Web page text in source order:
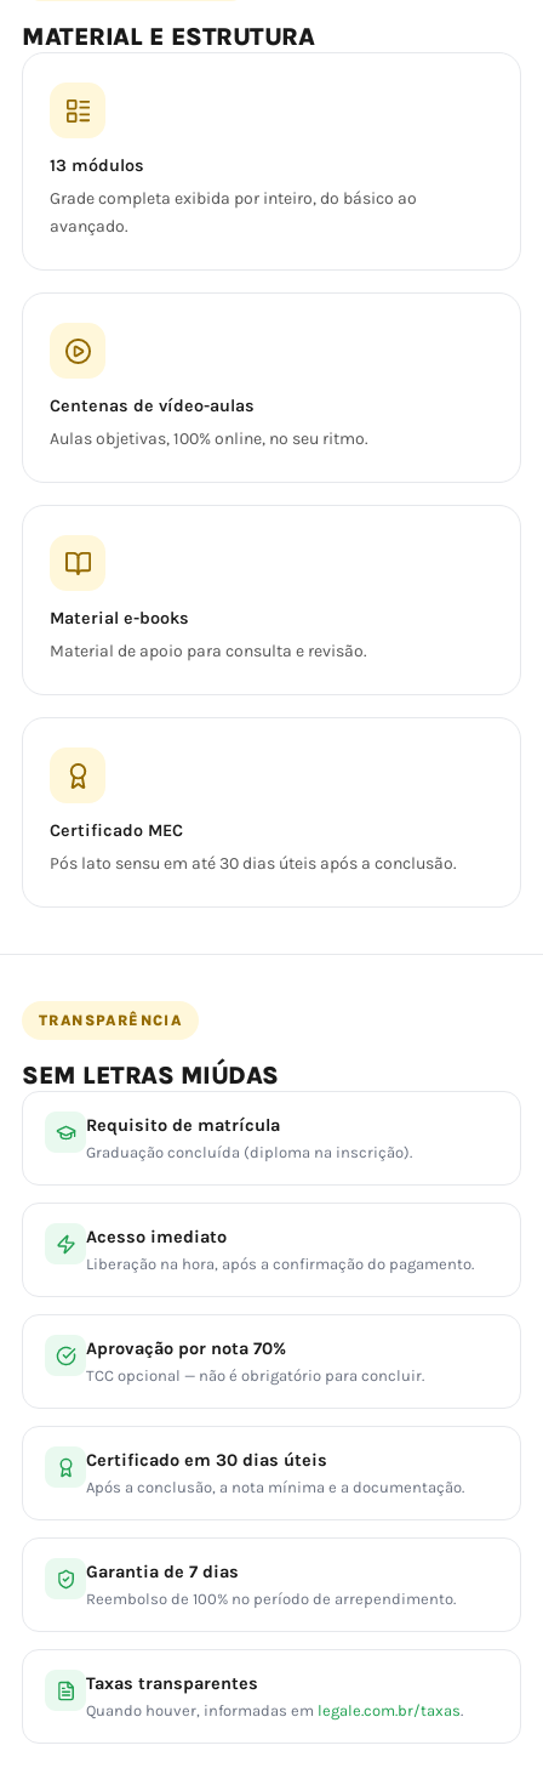
MATERIAL E ESTRUTURA
13 módulos
Grade completa exibida por inteiro, do básico ao
avançado.
Centenas de vídeo-aulas
Aulas objetivas, 100% online, no seu ritmo.
Material e-books
Material de apoio para consulta e revisão.
Certificado MEC
Pós lato sensu em até 30 dias úteis após a conclusão.
TRANSPARÊNCIA
SEM LETRAS MIÚDAS
Requisito de matrícula
Graduação concluída (diploma na inscrição).
Acesso imediato
Liberação na hora, após a confirmação do pagamento.
Aprovação por nota 70%
TCC opcional — não é obrigatório para concluir.
Certificado em 30 dias úteis
Após a conclusão, a nota mínima e a documentação.
Garantia de 7 dias
Reembolso de 100% no período de arrependimento.
Taxas transparentes
Quando houver, informadas em legale.com.br/taxas.